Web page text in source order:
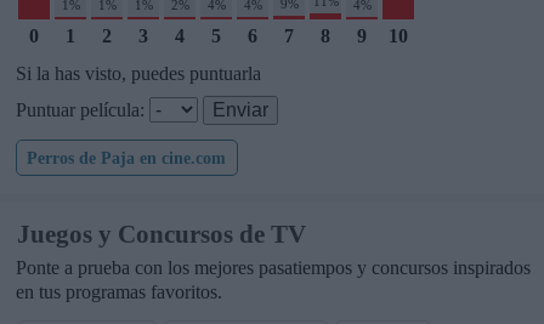
1%
1% 1% 2% 4% 4% 9% 4%
0 1 2 3 4 5 6 7 8 9
10
Si la has visto, puedes puntuarla
Puntuar película:
Perros de Paja en cine.com
Juegos y Concursos de TV
Ponte a prueba con los mejores pasatiempos y concursos inspirados
en tus programas favoritos.